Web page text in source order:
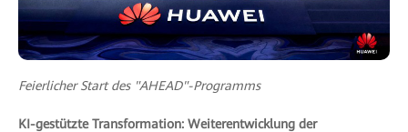
Feierlicher Start des "AHEAD"-Programms
KI-gestützte Transformation: Weiterentwicklung der